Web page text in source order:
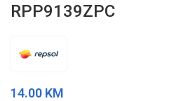
RPP9139ZPC
14.00 KM